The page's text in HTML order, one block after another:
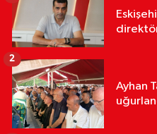
Ayhan
2